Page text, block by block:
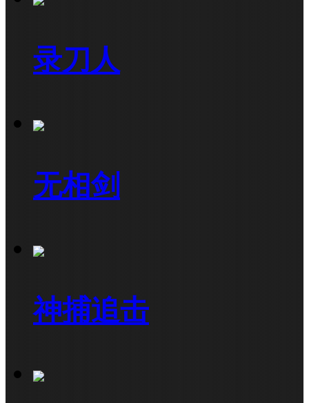
录刀人
无相剑
神捕追击